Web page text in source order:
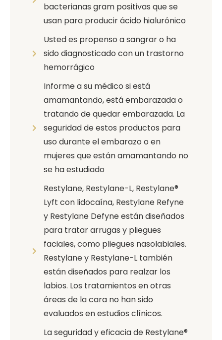
bacterianas gram positivas que se
usan para producir ácido hialurónico
Usted es propenso a sangrar o ha
sido diagnosticado con un trastorno
hemorrágico
Informe a su médico si está
amamantando, está embarazada o
tratando de quedar embarazada. La
seguridad de estos productos para
uso durante el embarazo o en
mujeres que están amamantando no
se ha estudiado
Restylane, Restylane-L, Restylane®
Lyft con lidocaína, Restylane Refyne
y Restylane Defyne están diseñados
para tratar arrugas y pliegues
faciales, como pliegues nasolabiales.
Restylane y Restylane-L también
están diseñados para realzar los
labios. Los tratamientos en otras
áreas de la cara no han sido
evaluados en estudios clínicos.
La seguridad y eficacia de Restylane®